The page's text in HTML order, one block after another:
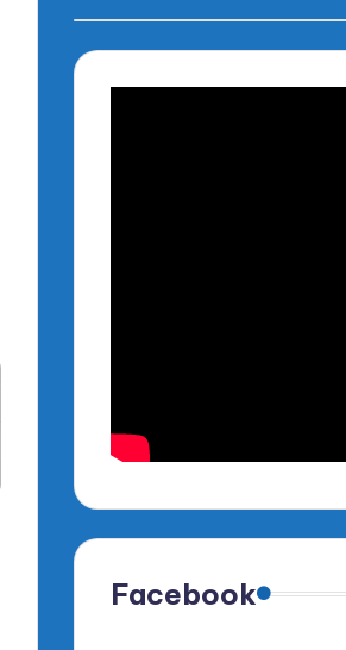
Facebook